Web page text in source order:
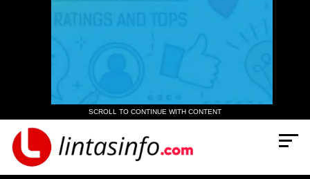
SCROLL TO CONTINUE WITH CONTENT